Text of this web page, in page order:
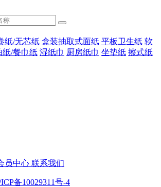
纸/无芯纸 盒装抽取式面纸 平板卫生纸 软
纸/餐巾纸 湿纸巾 厨房纸巾 坐垫纸 擦式纸
员中心 联系我们
备10029311号-4